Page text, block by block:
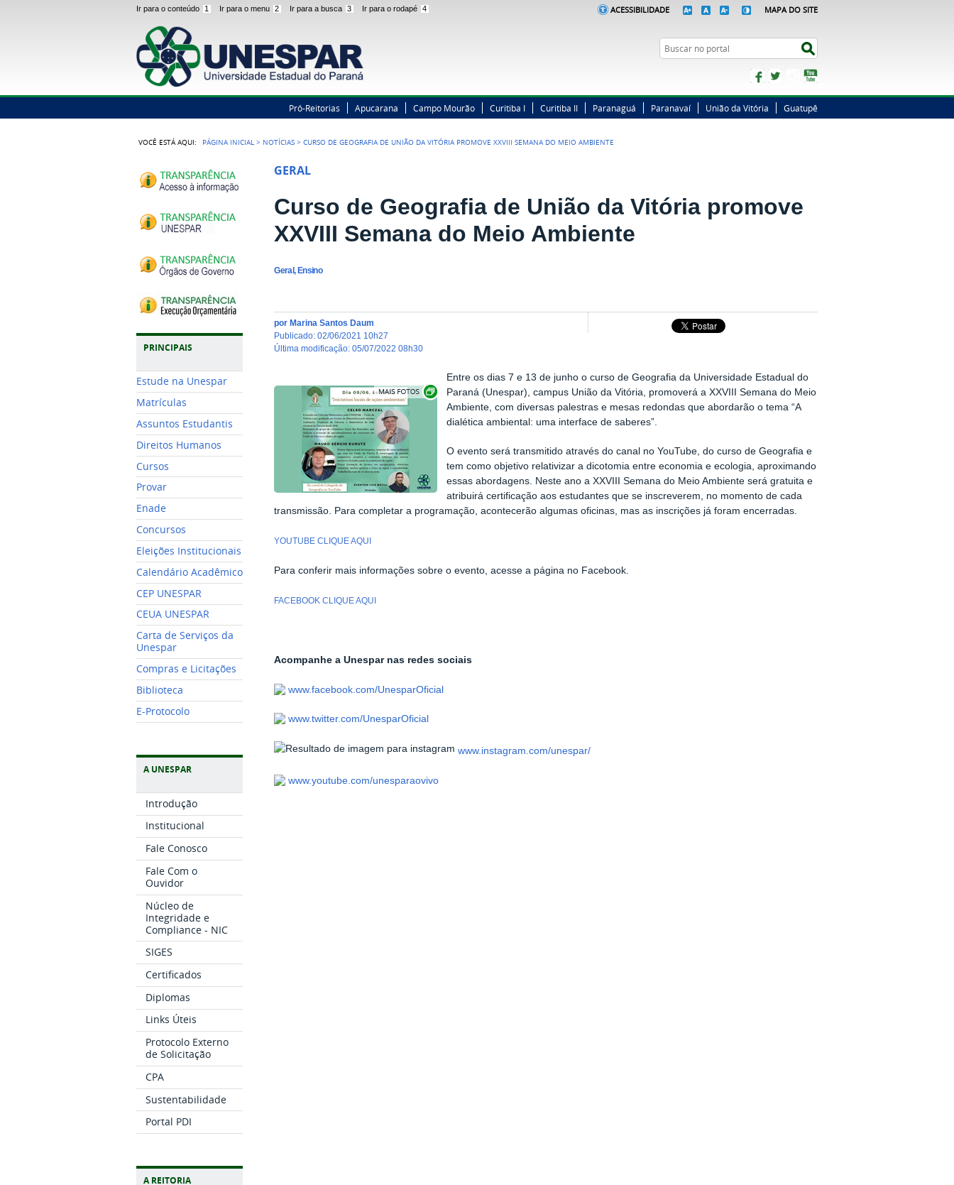
Ir para o conteúdo 1 Ir para o menu 2 Ir para a busca 3 Ir para o rodapé 4 ACESSIBILIDADE MAPA DO SITE
Busca
FacebookTwitterInstagram
Pró-Reitorias Apucarana Campo Mourão Curitiba I Curitiba II Paranaguá Paranavaí União da Vitória Guatupê
VOCÊ ESTÁ AQUI: PÁGINA INICIAL > NOTÍCIAS >CURSO DE GEOGRAFIA DE UNIÃO DA VITÓRIA PROMOVE XXVIII SEMANA DO MEIO AMBIENTE
PRINCIPAIS
Estude na Unespar
Matrículas
Assuntos Estudantis
Direitos Humanos
Cursos
Provar
Enade
Concursos
Eleições Institucionais
Calendário Acadêmico
CEP UNESPAR
CEUA UNESPAR
Carta de Serviços da
Unespar
Compras e Licitações
Biblioteca
E-Protocolo
A UNESPAR
Introdução
Institucional
Fale Conosco
Fale Com o
Ouvidor
Núcleo de
Integridade e
Compliance - NIC
SIGES
Certificados
Diplomas
Links Úteis
Protocolo Externo
de Solicitação
CPA
Sustentabilidade
Portal PDI
A REITORIA
GERAL
Curso de Geografia de União da Vitória promove
XXVIII Semana do Meio Ambiente
Geral, Ensino
por Marina Santos Daum
publicado:02/06/2021 10h27
última modificação:05/07/2022 08h30
Exibir carrossel de imagens
Entre os dias 7 e 13 de junho o curso de Geografia da Universidade Estadual do
Paraná (Unespar), campus União da Vitória, promoverá a XXVIII Semana do Meio
Ambiente, com diversas palestras e mesas redondas que abordarão o tema “A
dialética ambiental: uma interface de saberes”.
O evento será transmitido através do canal no YouTube, do curso de Geografia e
tem como objetivo relativizar a dicotomia entre economia e ecologia, aproximando
essas abordagens. Neste ano a XXVIII Semana do Meio Ambiente será gratuita e
atribuirá certificação aos estudantes que se inscreverem, no momento de cada
transmissão. Para completar a programação, acontecerão algumas oficinas, mas as inscrições já foram encerradas.
YOUTUBE CLIQUE AQUI
Para conferir mais informações sobre o evento, acesse a página no Facebook.
FACEBOOK CLIQUE AQUI
Acompanhe a Unespar nas redes sociais
www.facebook.com/UnesparOficial
www.twitter.com/UnesparOficial
www.instagram.com/unespar/
www.youtube.com/unesparaovivo